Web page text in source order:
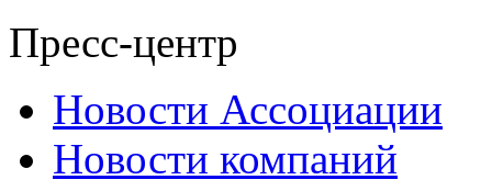
Пресс-центр
Новости Ассоциации
Новости компаний